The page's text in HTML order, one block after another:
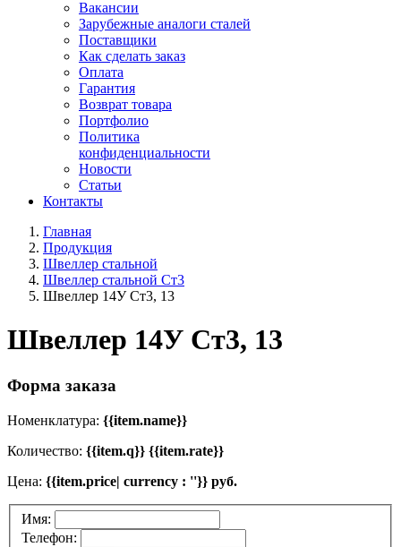
Вакансии
Зарубежные аналоги сталей
Поставщики
Как сделать заказ
Оплата
Гарантия
Возврат товара
Портфолио
Политика
конфиденциальности
Новости
Статьи
Контакты
Главная
Продукция
Швеллер стальной
Швеллер стальной Ст3
Швеллер 14У Ст3, 13
Швеллер 14У Ст3, 13
Форма заказа
Номенклатура: {{item.name}}
Количество: {{item.q}} {{item.rate}}
Цена: {{item.price| currency : ''}} руб.
Имя:
Телефон: